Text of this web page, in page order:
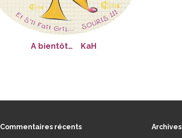
A bientôt… KaH
Commentaires récents Archives